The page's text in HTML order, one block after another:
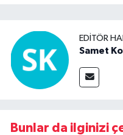
EDITÖR
Samet
Bunlar da ilginizi